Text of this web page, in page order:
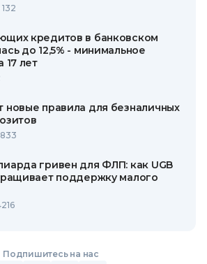
132
кредитов в банковском
до 12,5% - минимальное
17 лет
новые правила для безналичных
гривен для ФЛП: как UGB
поддержку малого
Подпишитесь на нас